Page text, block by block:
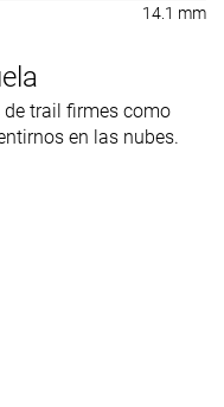
14.1 mm
trail firmes como
en las nubes.